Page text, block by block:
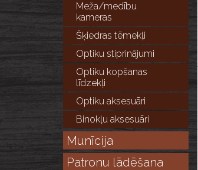
Meža/medību
kameras
Šķiedras tēmekļi
Optiku stiprinājumi
Optiku kopšanas
līdzekļi
Optiku aksesuāri
Binokļu aksesuāri
Munīcija
Patronu lādēšana